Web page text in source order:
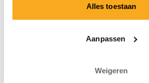
Alles toestaan
Aanpassen
Weigeren
Stuur een bericht